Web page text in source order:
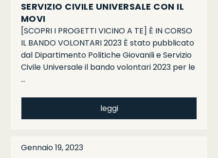
SERVIZIO CIVILE UNIVERSALE CON IL
MOVI
[SCOPRI I PROGETTI VICINO A TE] È IN CORSO
IL BANDO VOLONTARI 2023 È stato pubblicato
dal Dipartimento Politiche Giovanili e Servizio
Civile Universale il bando volontari 2023 per le
…
leggi
Gennaio 19, 2023